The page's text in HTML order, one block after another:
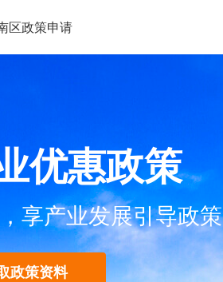
区政策申请
优惠政策
享产业发展引导政策
政策资料